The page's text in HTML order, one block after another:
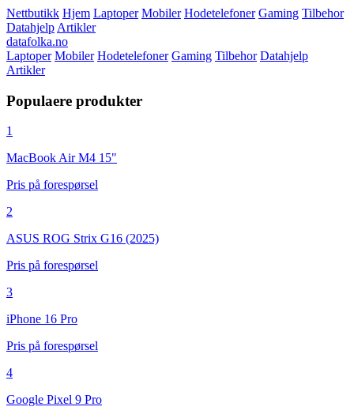
Nettbutikk Hjem Laptoper Mobiler Hodetelefoner Gaming Tilbehor
Datahjelp Artikler
datafolka.no
Laptoper Mobiler Hodetelefoner Gaming Tilbehor Datahjelp
Artikler
Populaere produkter
1
MacBook Air M4 15"
Pris på forespørsel
2
ASUS ROG Strix G16 (2025)
Pris på forespørsel
3
iPhone 16 Pro
Pris på forespørsel
4
Google Pixel 9 Pro